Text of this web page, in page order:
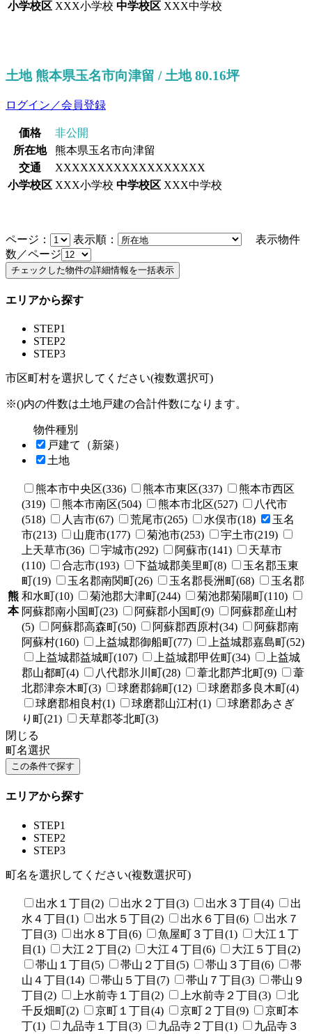
小学校区 XXX小学校 中学校区 XXX中学校
土地 熊本県玉名市向津留 / 土地 80.16坪
ログイン／会員登録
価格
非公開
所在地
熊本県玉名市向津留
交通
XXXXXXXXXXXXXXXXXX
小学校区 XXX小学校 中学校区 XXX中学校
ページ： 表示順：
表示物件
数／ページ
エリアから探す
STEP1
STEP2
STEP3
市区町村を選択してください(複数選択可)
※()内の件数は土地戸建の合計件数になります。
物件種別
戸建て（新築）
土地
熊
本
熊本市中央区(336) 熊本市東区(337)
熊本市西区
(319)
熊本市南区(504) 熊本市北区(527)
八代市
(518)
人吉市(67) 荒尾市(265) 水俣市(18)
玉名
市(213)
山鹿市(177) 菊池市(253)
宇土市(219)
上天草市(36)
宇城市(292) 阿蘇市(141)
天草市
(110)
合志市(193) 下益城郡美里町(8)
玉名郡玉東
町(19)
玉名郡南関町(26) 玉名郡長洲町(68)
玉名郡
和水町(10)
菊池郡大津町(244)
菊池郡菊陽町(110)
阿蘇郡南小国町(23)
阿蘇郡小国町(9)
阿蘇郡産山村
(5)
阿蘇郡高森町(50) 阿蘇郡西原村(34)
阿蘇郡南
阿蘇村(160)
上益城郡御船町(77)
上益城郡嘉島町(52)
上益城郡益城町(107)
上益城郡甲佐町(34)
上益城
郡山都町(4)
八代郡氷川町(28) 葦北郡芦北町(9)
葦
北郡津奈木町(3)
球磨郡錦町(12)
球磨郡多良木町(4)
球磨郡相良村(1)
球磨郡山江村(1)
球磨郡あさぎ
り町(21)
天草郡苓北町(3)
閉じる
町名選択
エリアから探す
STEP1
STEP2
STEP3
町名を選択してください(複数選択可)
出水１丁目(2) 出水２丁目(3) 出水３丁目(4)
出
水４丁目(1)
出水５丁目(2) 出水６丁目(6)
出水７
丁目(3)
出水８丁目(6) 魚屋町３丁目(1)
大江１丁
目(1)
大江２丁目(2) 大江４丁目(6)
大江５丁目(2)
帯山１丁目(5)
帯山２丁目(5) 帯山３丁目(6)
帯
山４丁目(14)
帯山５丁目(7) 帯山７丁目(3)
帯山９
丁目(2)
上水前寺１丁目(2) 上水前寺２丁目(3)
北
千反畑町(2)
京町１丁目(4) 京町２丁目(9)
京町本
丁(1)
九品寺１丁目(3) 九品寺２丁目(1)
九品寺３